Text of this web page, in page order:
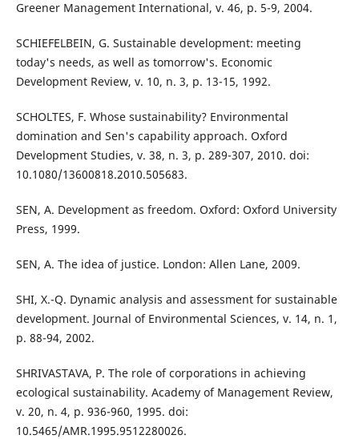
Greener Management International, v. 46, p. 5-9, 2004.
SCHIEFELBEIN, G. Sustainable development: meeting
today's needs, as well as tomorrow's. Economic
Development Review, v. 10, n. 3, p. 13-15, 1992.
SCHOLTES, F. Whose sustainability? Environmental
domination and Sen's capability approach. Oxford
Development Studies, v. 38, n. 3, p. 289-307, 2010. doi:
10.1080/13600818.2010.505683.
SEN, A. Development as freedom. Oxford: Oxford University
Press, 1999.
SEN, A. The idea of justice. London: Allen Lane, 2009.
SHI, X.-Q. Dynamic analysis and assessment for sustainable
development. Journal of Environmental Sciences, v. 14, n. 1,
p. 88-94, 2002.
SHRIVASTAVA, P. The role of corporations in achieving
ecological sustainability. Academy of Management Review,
v. 20, n. 4, p. 936-960, 1995. doi:
10.5465/AMR.1995.9512280026.